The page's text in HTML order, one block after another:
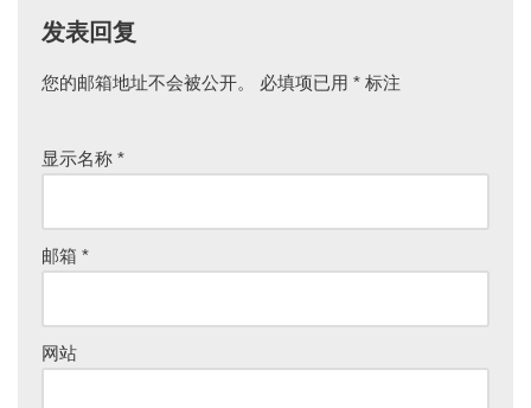
发表回复
您的邮箱地址不会被公开。 必填项已用 * 标注
显示名称 *
邮箱 *
网站